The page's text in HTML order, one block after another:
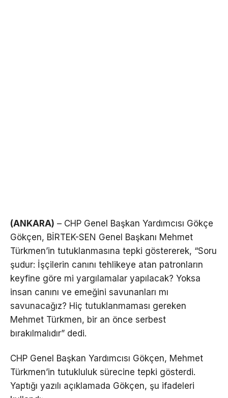
(ANKARA) – CHP Genel Başkan Yardımcısı Gökçe
Gökçen, BİRTEK-SEN Genel Başkanı Mehmet
Türkmen’in tutuklanmasına tepki göstererek, “Soru
şudur: İşçilerin canını tehlikeye atan patronların
keyfine göre mi yargılamalar yapılacak? Yoksa
insan canını ve emeğini savunanları mı
savunacağız? Hiç tutuklanmaması gereken
Mehmet Türkmen, bir an önce serbest
bırakılmalıdır” dedi.
CHP Genel Başkan Yardımcısı Gökçen, Mehmet
Türkmen’in tutukluluk sürecine tepki gösterdi.
Yaptığı yazılı açıklamada Gökçen, şu ifadeleri